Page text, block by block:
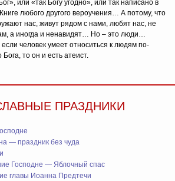
или «так Богу угодно», или так написано в
любого другого вероучения… А потому, что
нас, живут рядом с нами, любят нас, не
а иногда и ненавидят… Но – это люди…
если человек умеет относиться к людям по-
Бога, то он и есть атеист.
ПРАЗДНИКИ
— праздник без чуда
Господне — Яблочный спас
главы Иоанна Предтечи